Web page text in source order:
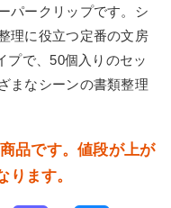
パークリップです。シ
理に役立つ定番の文房
プで、50個入りのセッ
まなシーンの書類整理
品です。値段が上が
ります。